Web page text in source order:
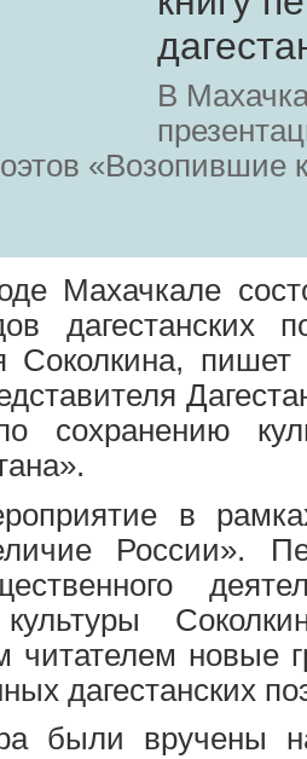
В
«Возопившие
Махачкале
дагестанских
Соколкина,
сохранению
в
России».
культуры
читателем новые
дагестанских
были вручены